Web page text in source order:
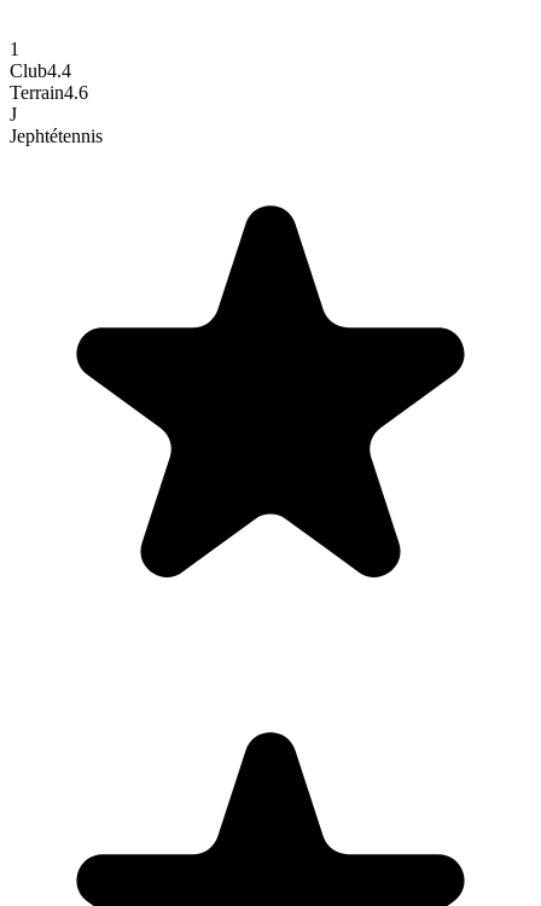
1
Club4.4
Terrain4.6
J
Jephtétennis